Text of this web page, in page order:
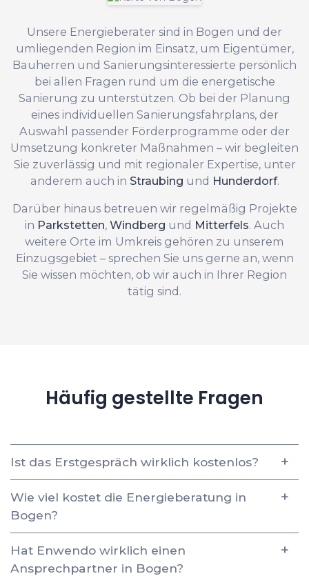
Unsere Energieberater sind in Bogen und der
umliegenden Region im Einsatz, um Eigentümer,
Bauherren und Sanierungsinteressierte persönlich
bei allen Fragen rund um die energetische
Sanierung zu unterstützen. Ob bei der Planung
eines individuellen Sanierungsfahrplans, der
Auswahl passender Förderprogramme oder der
Umsetzung konkreter Maßnahmen – wir begleiten
Sie zuverlässig und mit regionaler Expertise, unter
anderem auch in Straubing und Hunderdorf.
Darüber hinaus betreuen wir regelmäßig Projekte
in Parkstetten, Windberg und Mitterfels. Auch
weitere Orte im Umkreis gehören zu unserem
Einzugsgebiet – sprechen Sie uns gerne an, wenn
Sie wissen möchten, ob wir auch in Ihrer Region
tätig sind.
Häufig gestellte Fragen
Ist das Erstgespräch wirklich kostenlos?
Wie viel kostet die Energieberatung in
Bogen?
Hat Enwendo wirklich einen
Ansprechpartner in Bogen?